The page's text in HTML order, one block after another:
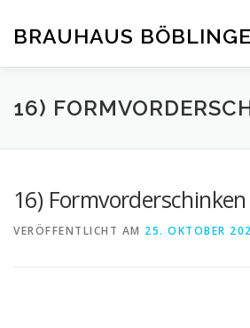
springen
BRAUHAUS
16)
16) Formvorderschinken
VERÖFFENTLICHT AM 25. OKTOBER